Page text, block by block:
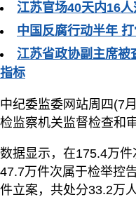
江苏官场40天内16人
中国反腐行动半年
江苏省政协副主席被
指标
中纪委监委网站周四(7
检监察机关监督检查和
数据显示，在175.4万
47.7万件次属于检举控
件立案，共处分33.2万